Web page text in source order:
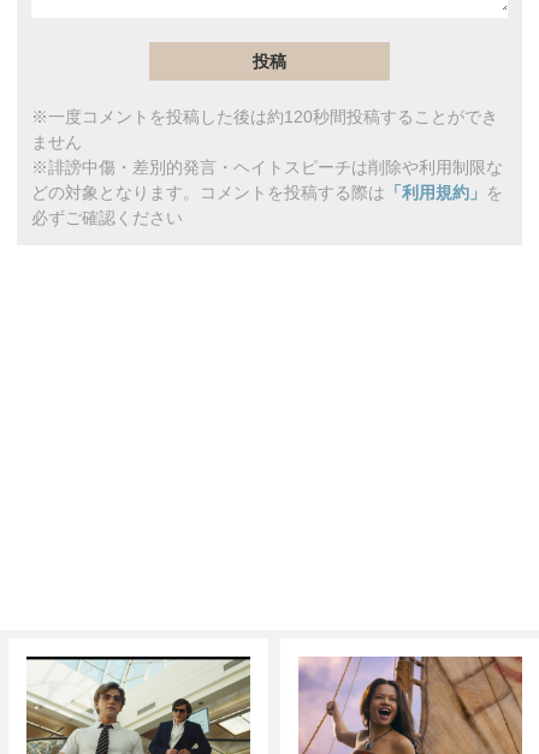
※一度コメントを投稿した後は約120秒間投稿することができ
ません
※誹謗中傷・差別的発言・ヘイトスピーチは削除や利用制限な
どの対象となります。コメントを投稿する際は 「利用規約」 を
必ずご確認ください